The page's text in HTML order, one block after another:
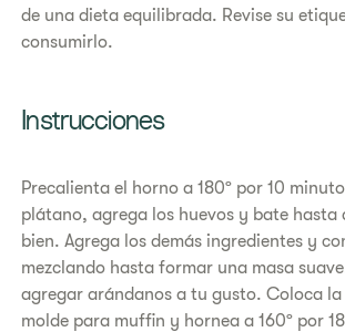
de una dieta equilibrada. Revise su
consumirlo.
Instrucciones
Precalienta el horno a 180º por 10
plátano, agrega los huevos y bate hasta
bien. Agrega los demás ingredientes y
mezclando hasta formar una masa
agregar arándanos a tu gusto. Coloca la
molde para muffin y hornea a 160º por